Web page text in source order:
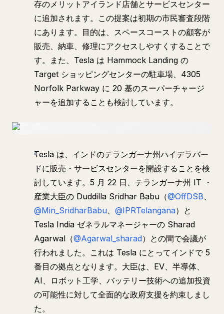
存のメリットアイランド店舗とサービスセンター
に追加されます。この提案は初期の市民審査段階
にあります。目的は、スペースコーストの顧客が
販売、納車、修理にアクセスしやすくすることで
す。また、Tesla は Hammock Landing の
Target ショッピングセンターの駐車場、4305
Norfolk Parkway に 20 基のスーパーチャージ
ャーを追加することも検討しています。
Tesla は、インドのテランガーナ州ハイデラバー
ドに販売・サービスセンターを開設することを検
討しています。5 月 22 日、テランガーナ州 IT ・
産業大臣の Duddilla Sridhar Babu（@OffDSB、
@Min_SridharBabu、 @IPRTelangana）と
Tesla India ゼネラルマネージャーの Sharad
Agarwal（@Agarwal_sharad）との間で会議が
行われました。これは Tesla にとってインドで 5
番目の拠点となります。大臣は、EV、半導体、
AI、ロボット工学、バッテリー技術への追加投資
の可能性に対して全面的な政府支援を約束しまし
た。